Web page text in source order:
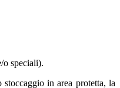
o speciali).
in area protetta, la